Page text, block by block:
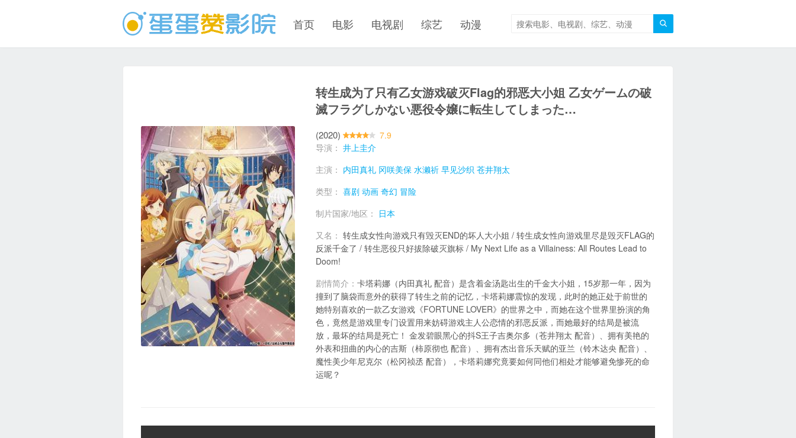

首页 电影 电视剧 综艺 动漫
转生成为了只有乙女游戏破灭Flag的邪恶大小姐 乙女ゲームの破
滅フラグしかない悪役令嬢に転生してしまった…
(2020)
7.9
导演： 井上圭介
主演： 内田真礼 冈咲美保 水濑祈 早见沙织 苍井翔太
类型： 喜剧 动画 奇幻 冒险
制片国家/地区： 日本
又名： 转生成女性向游戏只有毁灭END的坏人大小姐 / 转生成女性向游戏里尽是毁灭FLAG的
反派千金了 / 转生恶役只好拔除破灭旗标 / My Next Life as a Villainess: All Routes Lead to
Doom!
剧情简介： 卡塔莉娜（内田真礼 配音）是含着金汤匙出生的千金大小姐，15岁那一年，因为
撞到了脑袋而意外的获得了转生之前的记忆，卡塔莉娜震惊的发现，此时的她正处于前世的
她特别喜欢的一款乙女游戏《FORTUNE LOVER》的世界之中，而她在这个世界里扮演的角
色，竟然是游戏里专门设置用来妨碍游戏主人公恋情的邪恶反派，而她最好的结局是被流
放，最坏的结局是死亡！ 金发碧眼黑心的抖S王子吉奥尔多（苍井翔太 配音）、拥有美艳的
外表和扭曲的内心的吉斯（柿原彻也 配音）、拥有杰出音乐天赋的亚兰（铃木达央 配音）、
魔性美少年尼克尔（松冈祯丞 配音），卡塔莉娜究竟要如何同他们相处才能够避免惨死的命
运呢？